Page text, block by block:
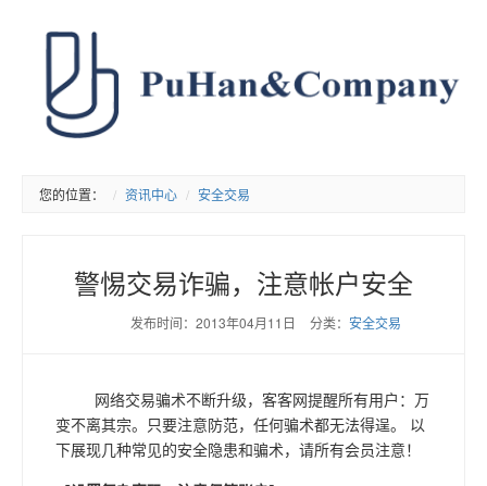
您的位置： 资讯中心 安全交易
警惕交易诈骗，注意帐户安全
发布时间：2013年04月11日 分类： 安全交易
网络交易骗术不断升级，客客网提醒所有用户：万
变不离其宗。只要注意防范，任何骗术都无法得逞。 以
下展现几种常见的安全隐患和骗术，请所有会员注意！